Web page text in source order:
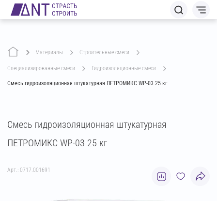
Материалы строительные смеси
специализированные смеси гидроизоляционные смеси
Смесь гидроизоляционная штукатурная ПЕТРОМИКС WP-03 25 кг
Смесь гидроизоляционная штукатурная
ПЕТРОМИКС WP-03 25 кг
Арт.: 0717.001691